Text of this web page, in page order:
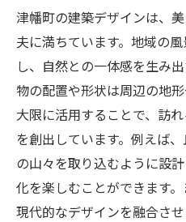
津幡町の建築デザインは、
夫に満ちています。地域の
し、自然との一体感を生み
物の配置や形状は周辺の地
大限に活用することで、訪
を創出しています。例えば
の山々を取り込むように設
化を楽しむことができます
現代的なデザインを融合さ